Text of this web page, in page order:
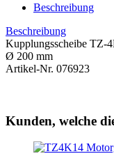
Beschreibung
Beschreibung
Kupplungsscheibe TZ-
Ø 200 mm
Artikel-Nr. 076923
Kunden, welche